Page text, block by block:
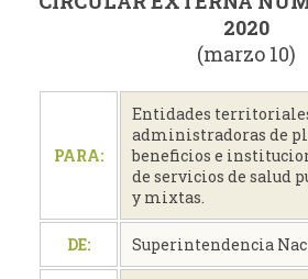
2020
(marzo 10)
PARA:
Entidades
administradoras de
beneficios e
de servicios de salud
y mixtas.
DE: Superintendencia